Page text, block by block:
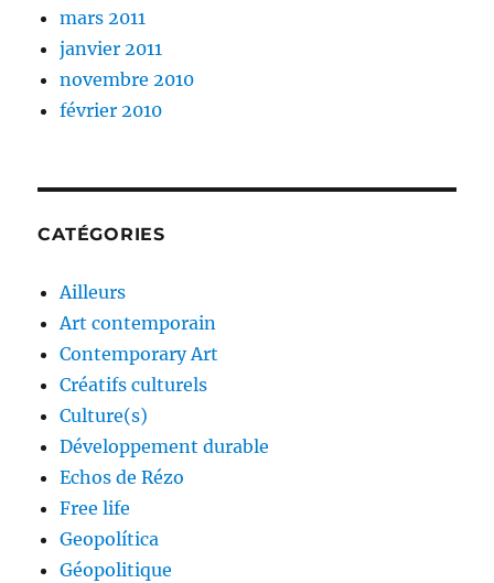
mars 2011
janvier 2011
novembre 2010
février 2010
CATÉGORIES
Ailleurs
Art contemporain
Contemporary Art
Créatifs culturels
Culture(s)
Développement durable
Echos de Rézo
Free life
Geopolítica
Géopolitique